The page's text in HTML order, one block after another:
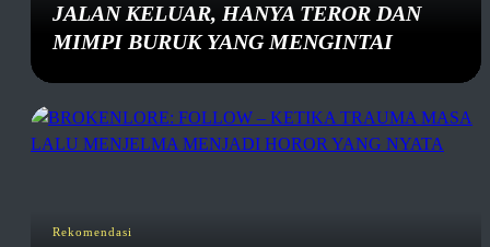
JALAN KELUAR, HANYA TEROR DAN
MIMPI BURUK YANG MENGINTAI
Rekomendasi